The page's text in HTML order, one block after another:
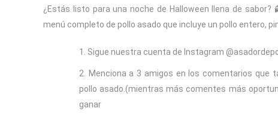
¿Estás listo para una noche de Halloween llena de
menú completo de pollo asado que incluye un pollo entero,
Sigue nuestra cuenta de Instagram
Menciona a 3 amigos en los comentarios que
pollo asado.(mientras más comentes más
ganar